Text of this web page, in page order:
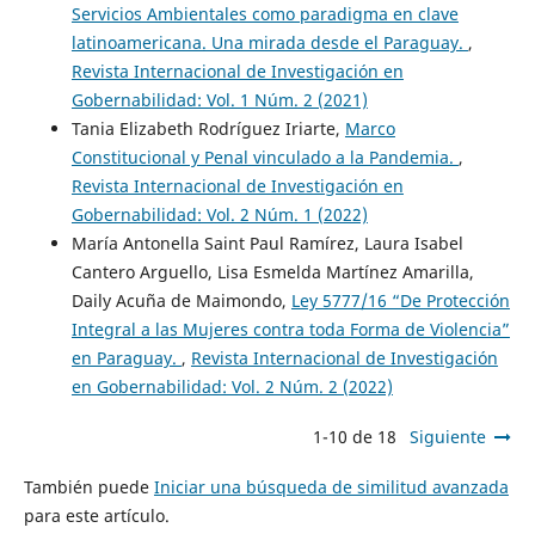
Servicios Ambientales como paradigma en clave
latinoamericana. Una mirada desde el Paraguay. ,
Revista Internacional de Investigación en
Gobernabilidad: Vol. 1 Núm. 2 (2021)
Tania Elizabeth Rodríguez Iriarte, Marco
Constitucional y Penal vinculado a la Pandemia. ,
Revista Internacional de Investigación en
Gobernabilidad: Vol. 2 Núm. 1 (2022)
María Antonella Saint Paul Ramírez, Laura Isabel
Cantero Arguello, Lisa Esmelda Martínez Amarilla,
Daily Acuña de Maimondo, Ley 5777/16 “De Protección
Integral a las Mujeres contra toda Forma de Violencia”
en Paraguay. , Revista Internacional de Investigación
en Gobernabilidad: Vol. 2 Núm. 2 (2022)
1-10 de 18 Siguiente
También puede Iniciar una búsqueda de similitud avanzada
para este artículo.